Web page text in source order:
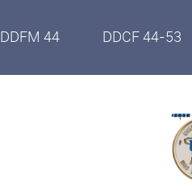
DDFM 44 DDCF 44-53